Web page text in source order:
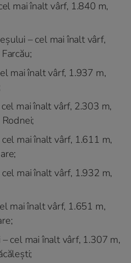
mai înalt vârf, 1.840 m,
– cel mai înalt vârf,
mai înalt vârf, 1.937 m,
mai înalt vârf, 2.303 m,
mai înalt vârf, 1.611 m,
mai înalt vârf, 1.932 m,
mai înalt vârf, 1.651 m,
cel mai înalt vârf, 1.307 m,